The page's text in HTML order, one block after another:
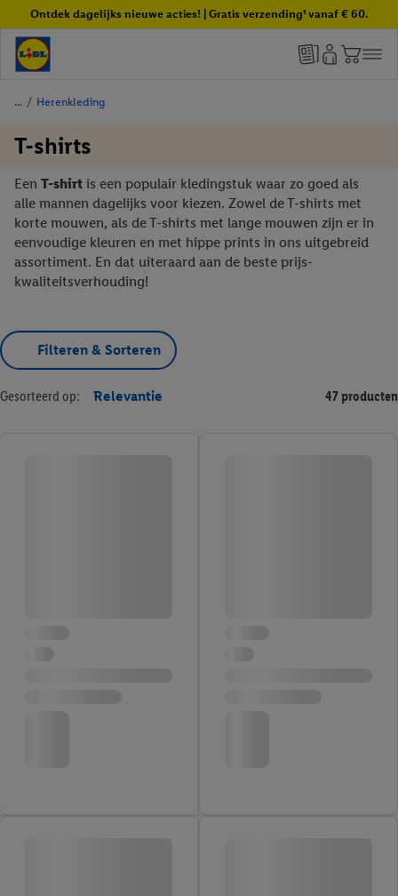
Ontdek dagelijks nieuwe acties! | Gratis verzending¹ vanaf € 60.
/ Herenkleding
T-shirts
Een T-shirt is een populair kledingstuk waar zo goed als
alle mannen dagelijks voor kiezen. Zowel de T-shirts met
korte mouwen, als de T-shirts met lange mouwen zijn er in
eenvoudige kleuren en met hippe prints in ons uitgebreid
assortiment. En dat uiteraard aan de beste prijs-
kwaliteitsverhouding!
Filteren & Sorteren
Gesorteerd op: Relevantie 47 producten